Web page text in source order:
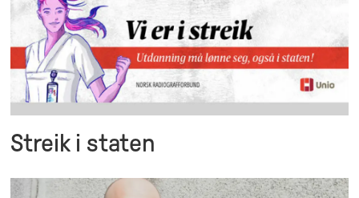
Streik i staten